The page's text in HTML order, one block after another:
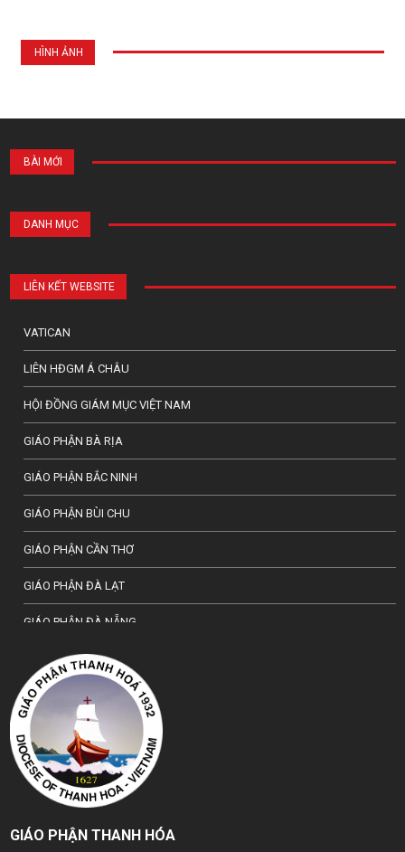
HÌNH ẢNH
BÀI MỚI
DANH MỤC
LIÊN KẾT WEBSITE
VATICAN
LIÊN HĐGM Á CHÂU
HỘI ĐỒNG GIÁM MỤC VIỆT NAM
GIÁO PHẬN BÀ RỊA
GIÁO PHẬN BẮC NINH
GIÁO PHẬN BÙI CHU
GIÁO PHẬN CẦN THƠ
GIÁO PHẬN ĐÀ LẠT
GIÁO PHẬN ĐÀ NẴNG
TỔNG GIÁO PHẬN HÀ NỘI
GIÁO PHẬN HẢI PHÒNG
TỔNG GIÁO PHẬN HUẾ
GIÁO PHẬN HƯNG HOÁ
GIÁO PHẬN KON TUM
GIÁO PHẬN LẠNG SƠN
GIÁO PHẬN THANH HÓA